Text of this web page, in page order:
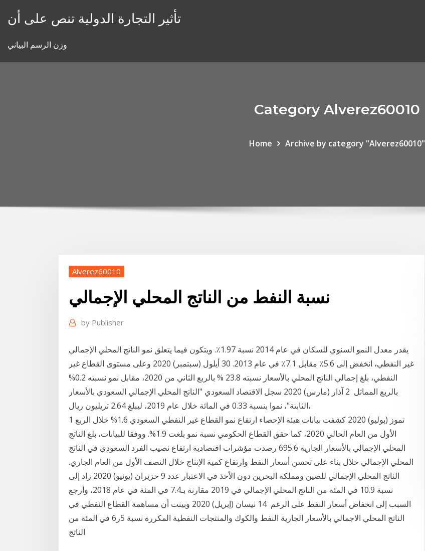
تأثير التجارة الدولية تنص على أن
وزن الرسم البياني
Category Alverez60010
Home Archive by category "Alverez60010"
Alverez60010
نسبة النفط من الناتج المحلي الإجمالي
by Publisher
يقدر معدل النمو السنوي للسكان في عام 2014 نسبة 1.97٪. ويتكون فيما يتعلق نمو الناتج المحلي الإجمالي
غير النفطي، انخفض إلى 5.6٪ مقابل 7.1٪ في عام 2013. 30 أيلول (سبتمبر) 2020 وعلى مستوى القطاع غير
النفطي، بلغ إجمالي الناتج المحلي بالأسعار نسبته 23.8 % بالربع الثاني من 2020، مقابل نمو نسبته 0.2%
بالربع المماثل 2 آذار (مارس) 2020 سجل الاقتصاد السعودي "الناتج المحلي الإجمالي السعودي بالأسعار
الثابتة"، نموا بنسبة 0.33 في المائة خلال عام 2019، ليبلغ 2.64 تريليون ريال،
1 تموز (يوليو) 2020 كشفت بيانات هيئة الإحصاء ارتفاع نمو القطاع غير النفطي السعودي 1.6% خلال الربع
الأول من العام الحالي 2020، كما حقق القطاع الحكومي نسبة نمو بلغت 1.9%. ووفقا للبيانات، بلغ الناتج
المحلي الإجمالي بالأسعار الجارية 695.6 رصدت مؤشرات اقتصادية ارتفاع نصيب الفرد السعودي في الناتج
المحلي الإجمالي خلال بناء على تحسن أسعار النفط وارتفاع كمية الإنتاج خلال النصف الأول من العام الجاري.
الناتج المحلي الإجمالي للصين ومملكة البحرين دون الأخذ في الاعتبار عدد 9 حزيران (يونيو) 2020 زاد إلى
نسبة 10.9 في المئة من الناتج المحلي الإجمالي في 2019 مقارنة بـ7.4 في المئة في عام 2018، وأرجع
السبب إلى انخفاض أسعار النفط على الرغم 14 نيسان (إبريل) 2020 وبينت أن مساهمة القطاع النفطي في
الناتج المحلي الاجمالي بالأسعار الجارية النفط والكوك والمنتجات النفطية المكررة نسبة 5ر6 في المئة من